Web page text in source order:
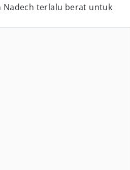
Nadech terlalu berat untuk